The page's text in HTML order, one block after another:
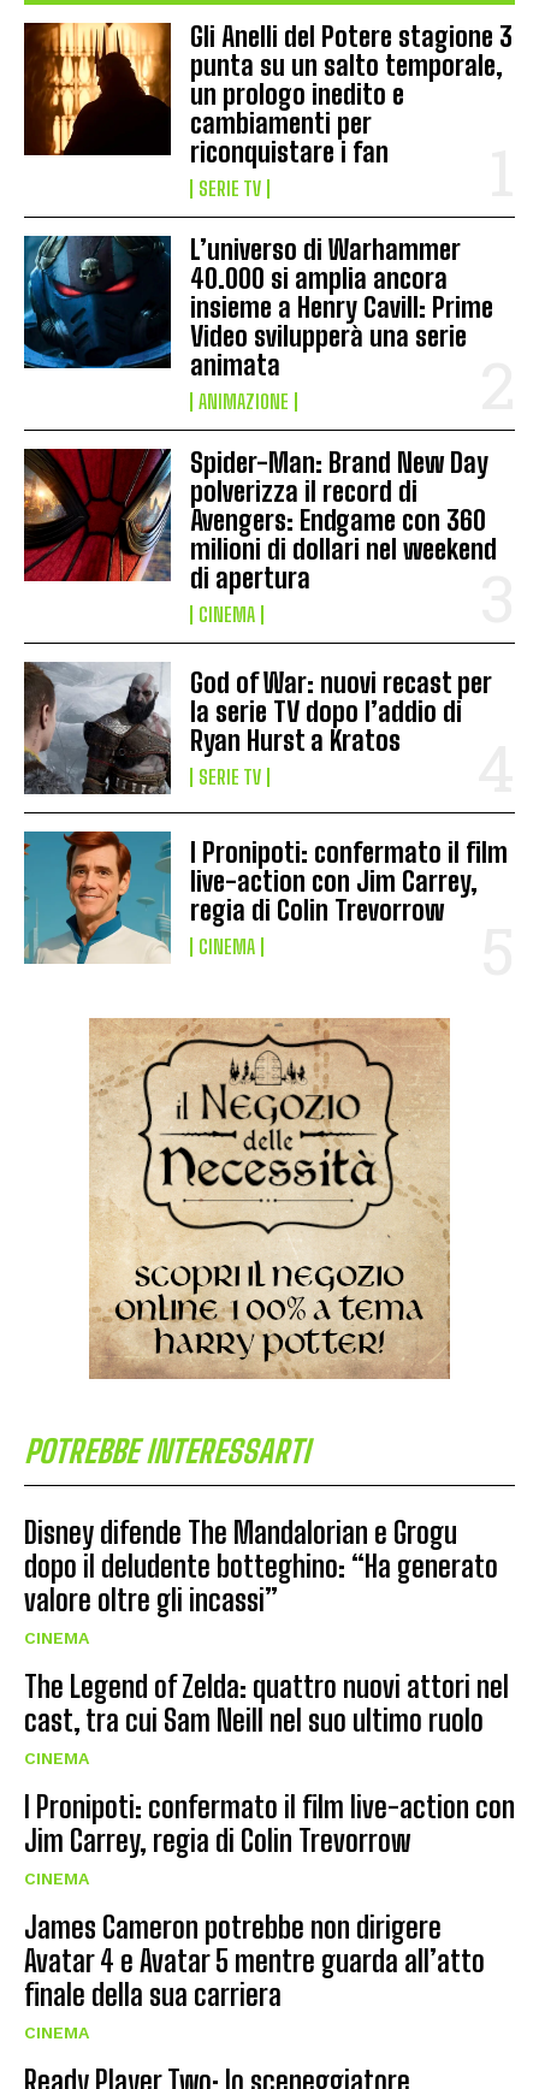
Gli Anelli del Potere stagione 3
punta su un salto temporale,
un prologo inedito e
cambiamenti per
riconquistare i fan
SERIE TV
L’universo di Warhammer
40.000 si amplia ancora
insieme a Henry Cavill: Prime
Video svilupperà una serie
animata
ANIMAZIONE
Spider-Man: Brand New Day
polverizza il record di
Avengers: Endgame con 360
milioni di dollari nel weekend
di apertura
CINEMA
God of War: nuovi recast per
la serie TV dopo l’addio di
Ryan Hurst a Kratos
SERIE TV
I Pronipoti: confermato il film
live-action con Jim Carrey,
regia di Colin Trevorrow
CINEMA
POTREBBE INTERESSARTI
Disney difende The Mandalorian e Grogu
dopo il deludente botteghino: “Ha generato
valore oltre gli incassi”
CINEMA
The Legend of Zelda: quattro nuovi attori nel
cast, tra cui Sam Neill nel suo ultimo ruolo
CINEMA
I Pronipoti: confermato il film live-action con
Jim Carrey, regia di Colin Trevorrow
CINEMA
James Cameron potrebbe non dirigere
Avatar 4 e Avatar 5 mentre guarda all’atto
finale della sua carriera
CINEMA
Ready Player Two: lo sceneggiatore